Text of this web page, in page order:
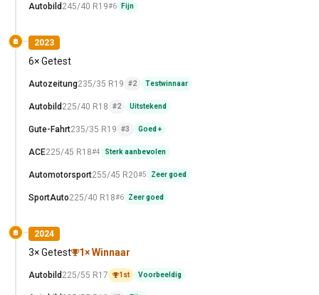
Autobild 245/40 R19#6 Fijn
2023
6× Getest
Autozeitung235/35 R19 #2 Testwinnaar
Autobild 225/40 R18 #2 Uitstekend
Gute-Fahrt235/35 R19 #3 Goed +
ACE225/45 R18#4 Sterk aanbevolen
Automotorsport255/45 R20#5 Zeer goed
SportAuto225/40 R18#6 Zeer goed
2024
3× Getest 1× Winnaar
Autobild 225/55 R17 1st Voorbeeldig